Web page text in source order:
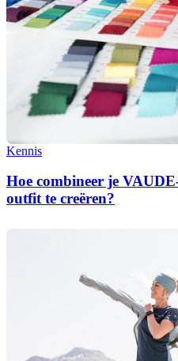
Kennis
Hoe combineer je
outfit te creëren?